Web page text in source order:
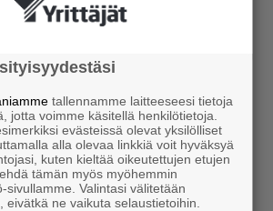
tallennamme laitteeseesi tietoja
jotta voimme käsitellä henkilötietoja.
evästeissä olevat yksilölliset
alla olevaa linkkiä voit hyväksyä
kuten kieltää oikeutettujen etujen
tämän myös myöhemmin
sivullamme. Valintasi välitetään
eivätkä ne vaikuta selaustietoihin.